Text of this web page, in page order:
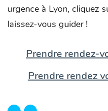
urgence à Lyon, cliquez
laissez-vous guider !
Prendre rendez-
Prendre rendez